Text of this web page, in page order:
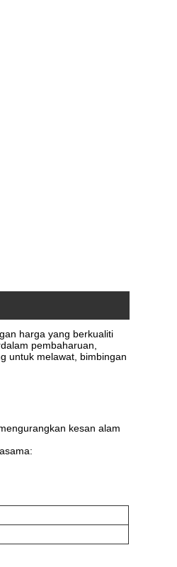
harga yang berkualiti
pembaharuan,
untuk melawat, bimbingan
kesan alam